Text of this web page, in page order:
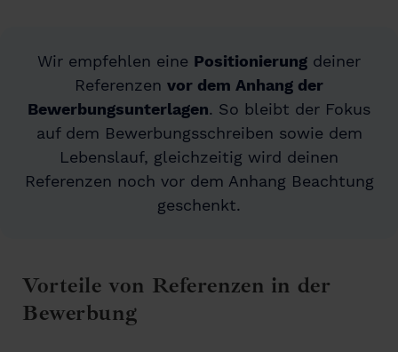
Wir empfehlen eine Positionierung deiner
Referenzen vor dem Anhang der
Bewerbungsunterlagen. So bleibt der Fokus
auf dem Bewerbungsschreiben sowie dem
Lebenslauf, gleichzeitig wird deinen
Referenzen noch vor dem Anhang Beachtung
geschenkt.
Vorteile von Referenzen in der
Bewerbung